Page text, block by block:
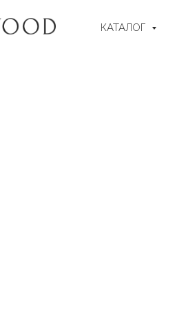
КАТАЛОГ